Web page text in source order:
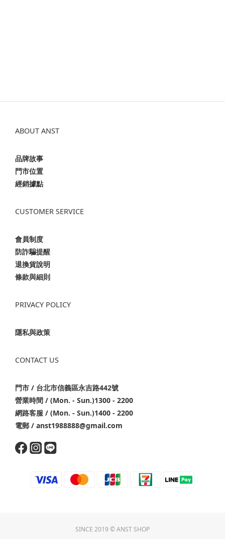
ABOUT ANST
品牌故事
門市位置
經銷據點
CUSTOMER SERVICE
會員制度
防詐騙提醒
退換貨說明
條款與細則
PRIVACY POLICY
隱私與政策
CONTACT US
門市 / 台北市信義區永吉路442號
營業時間 / (Mon. - Sun.)1300 - 2200
網路客服 / (Mon. - Sun.)1400 - 2200
電郵 / anst1988888@gmail.com
SINCE 2019 © ANST SHOP